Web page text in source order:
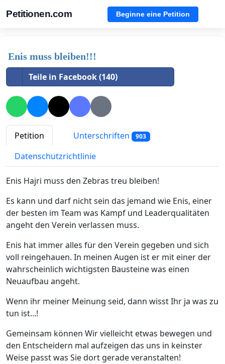
Petitionen.com Beginne eine Petition
Enis muss bleiben!!!
Teile in Facebook (140)
Petition Unterschriften 903
Datenschutzrichtlinie
Enis Hajri muss den Zebras treu bleiben!
Es kann und darf nicht sein das jemand wie Enis, einer
der besten im Team was Kampf und Leaderqualitäten
angeht den Verein verlassen muss.
Enis hat immer alles für den Verein gegeben und sich
voll reingehauen. In meinen Augen ist er mit einer der
wahrscheinlich wichtigsten Bausteine was einen
Neuaufbau angeht.
Wenn ihr meiner Meinung seid, dann wisst Ihr ja was zu
tun ist...!
Gemeinsam können Wir vielleicht etwas bewegen und
den Entscheidern mal aufzeigen das uns in keinster
Weise passt was Sie dort gerade veranstalten!